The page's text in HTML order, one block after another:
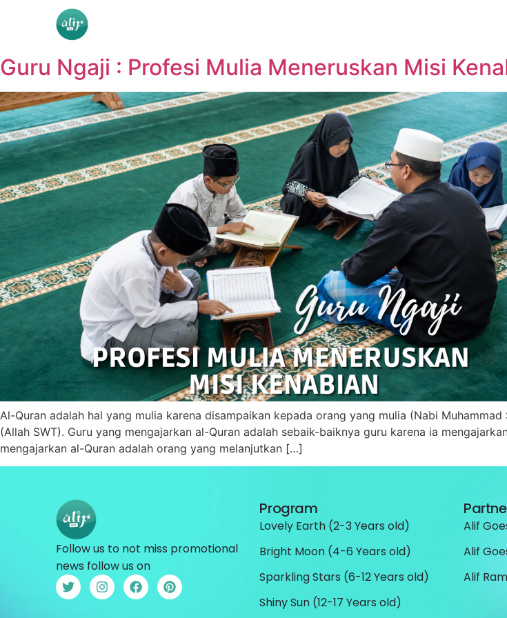
Guru Ngaji : Profesi Mulia Meneruskan Misi
Al-Quran adalah hal yang mulia karena disampaikan kepada orang yang mulia (Nabi
(Allah SWT). Guru yang mengajarkan al-Quran adalah sebaik-baiknya guru karena ia
mengajarkan al-Quran adalah orang yang melanjutkan […]
Follow us to not miss promotional
news follow us on
Program
Lovely Earth (2-3 Years old)
Bright Moon (4-6 Years old)
Sparkling Stars (6-12 Years old)
Shiny Sun (12-17 Years old)
Alif
Alif
Alif